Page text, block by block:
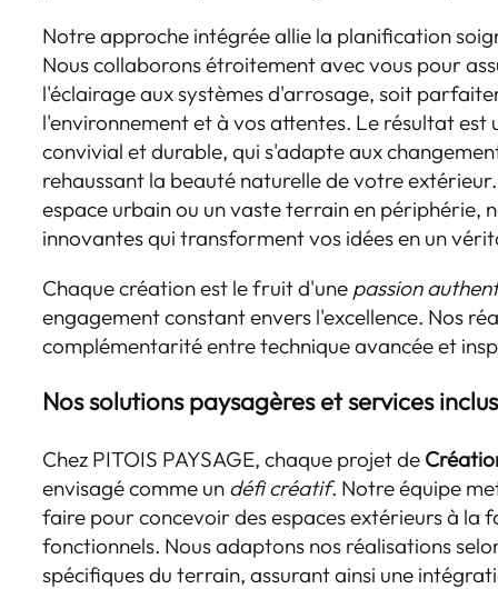
Notre approche intégrée allie la planification
Nous collaborons étroitement avec vous pour
l'éclairage aux systèmes d'arrosage, soit
l'environnement et à vos attentes. Le résultat est
convivial et durable, qui s'adapte aux
rehaussant la beauté naturelle de votre
espace urbain ou un vaste terrain en périphérie,
innovantes qui transforment vos idées en un
Chaque création est le fruit d'une passion
engagement constant envers l'excellence. Nos
complémentarité entre technique avancée et
Nos solutions paysagères et services inclus
Chez PITOIS PAYSAGE, chaque projet de
envisagé comme un défi créatif. Notre équipe
faire pour concevoir des espaces extérieurs à la
fonctionnels. Nous adaptons nos réalisations
spécifiques du terrain, assurant ainsi une